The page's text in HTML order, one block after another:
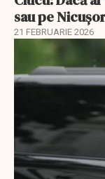
sau pe
21 FEBRUARIE 2026